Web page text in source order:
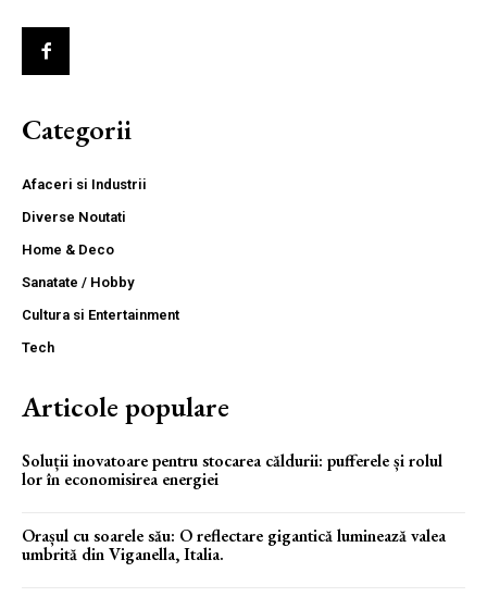
Categorii
Afaceri si Industrii
Diverse Noutati
Home & Deco
Sanatate / Hobby
Cultura si Entertainment
Tech
Articole populare
Soluții inovatoare pentru stocarea căldurii: pufferele și rolul
lor în economisirea energiei
Orașul cu soarele său: O reflectare gigantică luminează valea
umbrită din Viganella, Italia.